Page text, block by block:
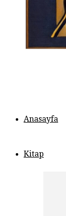
Anasayfa
Kitap